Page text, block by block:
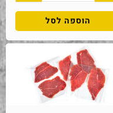
הוספה לסל